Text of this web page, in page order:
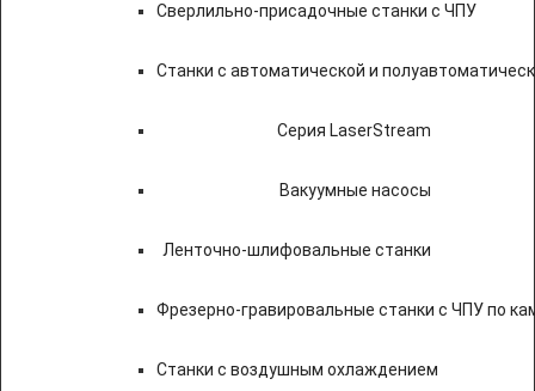
Сверлильно-присадочные станки с ЧПУ
Станки с автоматической и
Серия LaserStream
Вакуумные насосы
Ленточно-шлифовальные станки
Фрезерно-гравировальные станки с ЧПУ по
Станки с воздушным охлаждением